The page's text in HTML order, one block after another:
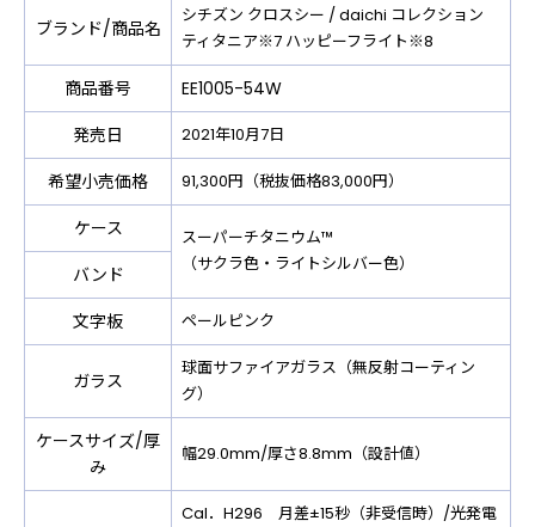
ブランド/商品名
シチズン クロスシー / daichi コレクション
ティタニア※7 ハッピーフライト※8
商品番号
EE1005-54W
発売日
2021年10月7日
希望小売価格 91,300円（税抜価格83,000円）
ケース
スーパーチタニウム™
（サクラ色・ライトシルバー色）
バンド
文字板
ペールピンク
ガラス
球面サファイアガラス（無反射コーティン
グ）
ケースサイズ/厚
み
幅29.0mm/厚さ8.8mm（設計値）
Cal．H296 月差±15秒（非受信時）/光発電